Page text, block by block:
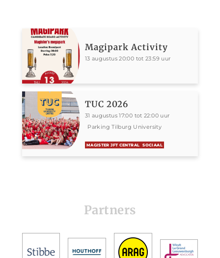
Magipark Activity
13 augustus 20:00 tot 23:59 uur
TUC 2026
31 augustus 17:00 tot 22:00 uur
Parking Tilburg University
MAGISTER JFT CENTRAL SOCIAAL
Partners